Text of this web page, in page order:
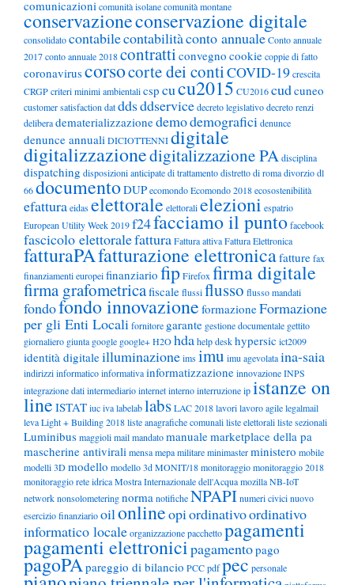
comunicazionicomunità isolanecomunità montane
conservazioneconservazione digitale
consolidatocontabilecontabilitàconto annualeConto annuale
2017conto annuale 2018contratticonvegno cookiecoppie di fatto
coronaviruscorsocorte dei contiCOVID-19crescita
CRGPcriteri minimi ambientalicsp cucu2015 CU2016cudcuneo
customer satisfaction datddsddservicedecreto legislativodecreto renzi
deliberadematerializzazionedemodemograficidenunce
denunce annualiDICIOTTENNIdigitale
digitalizzazionedigitalizzazione PAdisciplina
dispatching disposizioni anticipate di trattamentodistretto di romadivorziodl
66documentoDUPecomondoEcomondo 2018ecosostenibilità
efatturaeidaselettorale elettoralielezioni espatrio
European Utility Week 2019f24facciamo il puntofacebook
fascicolo elettoralefatturaFattura attivaFattura Elettronica
fatturaPAfatturazione elettronicafatturefax
finanziamenti europeifinanziario fipFirefox firma digitale
firma grafometricafiscaleflussiflusso flusso mandati
fondofondo innovazione formazioneFormazione
per gli Enti Localifornitore garante gestione documentale gettito
giornaliero giunta google google+H2Ohdahelp deskhypersic ict2009
identità digitaleilluminazioneimsimu imu agevolataina-saia
indirizziinformaticoinformativainformatizzazioneinnovazioneINPS
integrazione datiintermediariointernetinternointerruzioneipistanze on
line ISTATiucivalabelablabsLAC 2018lavorilavoro agilelegalmail
levaLight + Building 2018liste anagrafiche comunaliliste elettoraliliste sezionali
Luminibusmaggiolimailmandatomanualemarketplace della pa
mascherine antiviralimensamepamilitareminimasterministero mobile
modelli 3Dmodello modello 3dMONIT/18monitoraggiomonitoraggio 2018
monitoraggio rete idricaMostra Internazionale dell'AcquamozillaNB-IoT
networknonsolometeringnormanotificheNPAPInumeri civicinuovo
esercizio finanziariooilonlineopiordinativoordinativo
informatico localeorganizzazionepacchettopagamenti
pagamenti elettronicipagamentopago
pagoPApareggio di bilancio PCCpdfpec personale